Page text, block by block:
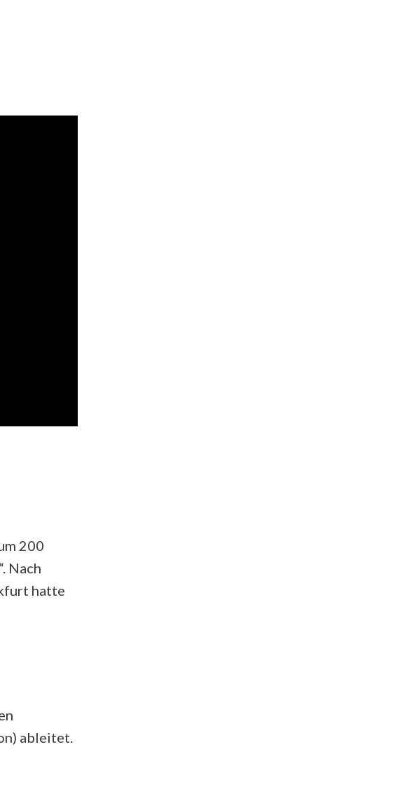
200
Nach
hatte
ableitet.